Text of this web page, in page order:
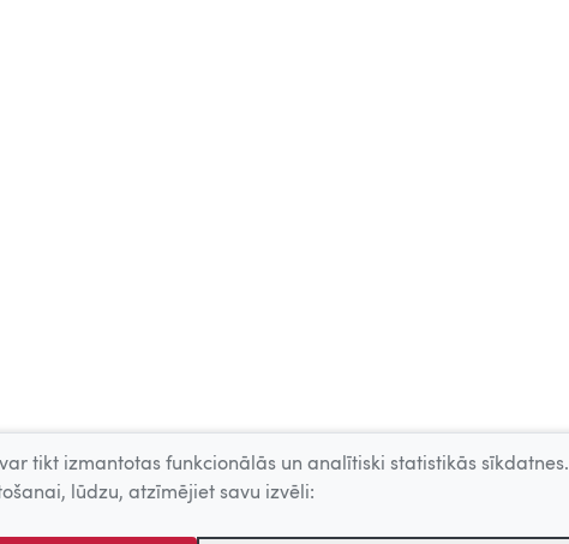
tikt izmantotas funkcionālās un analītiski statistikās sīkdatnes.
lūdzu, atzīmējiet savu izvēli: